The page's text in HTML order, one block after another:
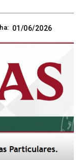
01/06/2026